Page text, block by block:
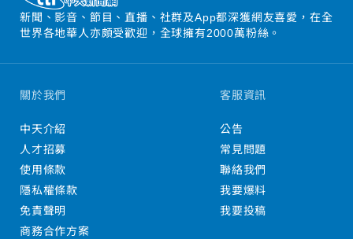
新聞、影音、節目、直播、社群及App都深獲網友喜愛，在全
世界各地華人亦頗受歡迎，全球擁有2000萬粉絲。
關於我們
中天介紹
人才招募
使用條款
隱私權條款
免責聲明
商務合作方案
客服資訊
公告
常見問題
聯絡我們
我要爆料
我要投稿